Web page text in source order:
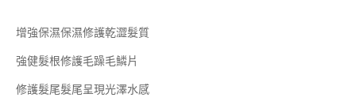
增強保濕保濕修護乾澀髮質
強健髮根修護毛躁毛鱗片
修護髮尾髮尾呈現光澤水感